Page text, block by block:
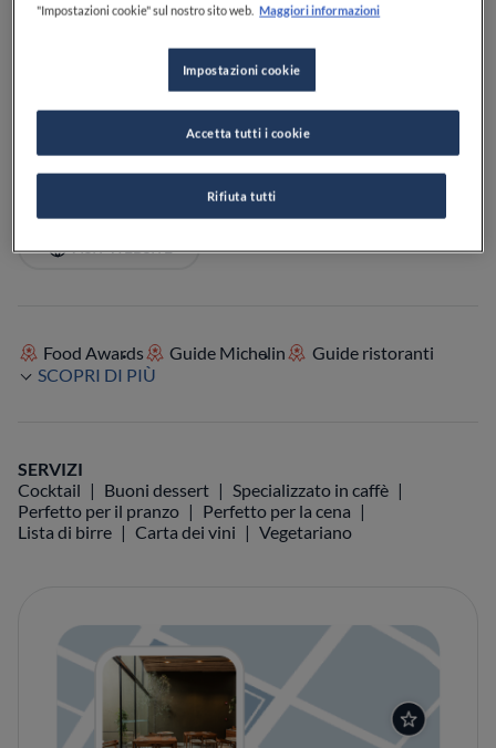
VEDI SULLA MAPPA
VISIT WEBSITE
Food Awards Guide Michelin
Guide ristoranti
SCOPRI DI PIÙ
SERVIZI
Cocktail
Buoni dessert
Specializzato in caffè
Perfetto per il pranzo
Perfetto per la cena
Lista di birre
Carta dei vini Vegetariano
"Impostazioni cookie" sul nostro sito web. Maggiori informazioni
Impostazioni cookie
Rifiuta tutti
Accetta tutti i cookie